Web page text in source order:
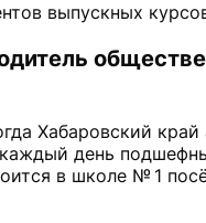
выпускных
Хабаровский
день
в школе № 1